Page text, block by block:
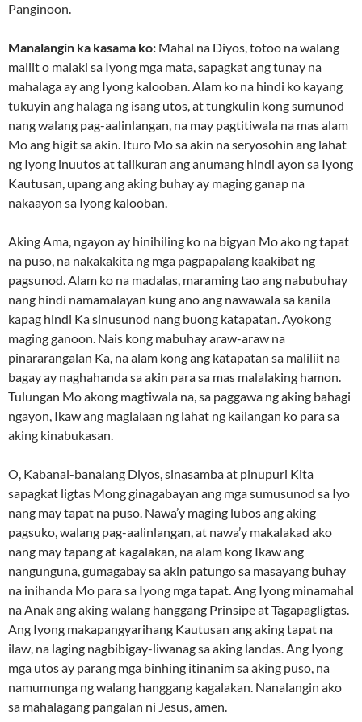
Panginoon.
Manalangin ka kasama ko: Mahal na Diyos, totoo na walang
maliit o malaki sa Iyong mga mata, sapagkat ang tunay na
mahalaga ay ang Iyong kalooban. Alam ko na hindi ko kayang
tukuyin ang halaga ng isang utos, at tungkulin kong sumunod
nang walang pag-aalinlangan, na may pagtitiwala na mas alam
Mo ang higit sa akin. Ituro Mo sa akin na seryosohin ang lahat
ng Iyong inuutos at talikuran ang anumang hindi ayon sa Iyong
Kautusan, upang ang aking buhay ay maging ganap na
nakaayon sa Iyong kalooban.
Aking Ama, ngayon ay hinihiling ko na bigyan Mo ako ng tapat
na puso, na nakakakita ng mga pagpapalang kaakibat ng
pagsunod. Alam ko na madalas, maraming tao ang nabubuhay
nang hindi namamalayan kung ano ang nawawala sa kanila
kapag hindi Ka sinusunod nang buong katapatan. Ayokong
maging ganoon. Nais kong mabuhay araw-araw na
pinararangalan Ka, na alam kong ang katapatan sa maliliit na
bagay ay naghahanda sa akin para sa mas malalaking hamon.
Tulungan Mo akong magtiwala na, sa paggawa ng aking bahagi
ngayon, Ikaw ang maglalaan ng lahat ng kailangan ko para sa
aking kinabukasan.
O, Kabanal-banalang Diyos, sinasamba at pinupuri Kita
sapagkat ligtas Mong ginagabayan ang mga sumusunod sa Iyo
nang may tapat na puso. Nawa’y maging lubos ang aking
pagsuko, walang pag-aalinlangan, at nawa’y makalakad ako
nang may tapang at kagalakan, na alam kong Ikaw ang
nangunguna, gumagabay sa akin patungo sa masayang buhay
na inihanda Mo para sa Iyong mga tapat. Ang Iyong minamahal
na Anak ang aking walang hanggang Prinsipe at Tagapagligtas.
Ang Iyong makapangyarihang Kautusan ang aking tapat na
ilaw, na laging nagbibigay-liwanag sa aking landas. Ang Iyong
mga utos ay parang mga binhing itinanim sa aking puso, na
namumunga ng walang hanggang kagalakan. Nanalangin ako
sa mahalagang pangalan ni Jesus, amen.